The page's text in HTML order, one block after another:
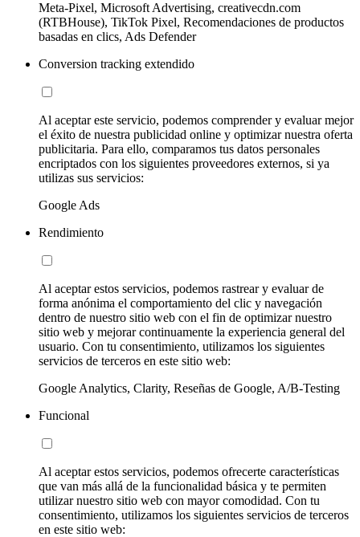
Meta-Pixel, Microsoft Advertising, creativecdn.com
(RTBHouse), TikTok Pixel, Recomendaciones de productos
basadas en clics, Ads Defender
Conversion tracking extendido
Al aceptar este servicio, podemos comprender y evaluar mejor
el éxito de nuestra publicidad online y optimizar nuestra oferta
publicitaria. Para ello, comparamos tus datos personales
encriptados con los siguientes proveedores externos, si ya
utilizas sus servicios:
Google Ads
Rendimiento
Al aceptar estos servicios, podemos rastrear y evaluar de
forma anónima el comportamiento del clic y navegación
dentro de nuestro sitio web con el fin de optimizar nuestro
sitio web y mejorar continuamente la experiencia general del
usuario. Con tu consentimiento, utilizamos los siguientes
servicios de terceros en este sitio web:
Google Analytics, Clarity, Reseñas de Google, A/B-Testing
Funcional
Al aceptar estos servicios, podemos ofrecerte características
que van más allá de la funcionalidad básica y te permiten
utilizar nuestro sitio web con mayor comodidad. Con tu
consentimiento, utilizamos los siguientes servicios de terceros
en este sitio web: